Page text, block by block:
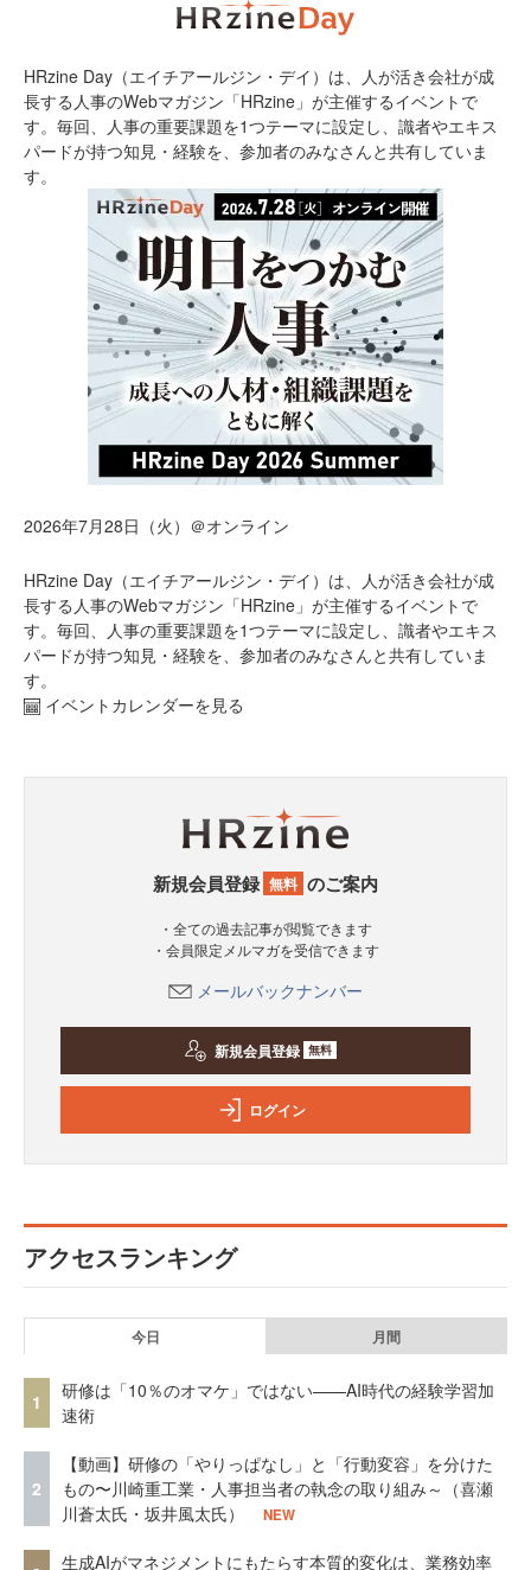
HRzine Day（エイチアールジン・デイ）は、人が活き会社が成
長する人事のWebマガジン「HRzine」が主催するイベントで
す。毎回、人事の重要課題を1つテーマに設定し、識者やエキス
パードが持つ知見・経験を、参加者のみなさんと共有していま
す。
2026年7月28日（火）＠オンライン
HRzine Day（エイチアールジン・デイ）は、人が活き会社が成
長する人事のWebマガジン「HRzine」が主催するイベントで
す。毎回、人事の重要課題を1つテーマに設定し、識者やエキス
パードが持つ知見・経験を、参加者のみなさんと共有していま
す。
イベントカレンダーを見る
新規会員登録 無料 のご案内
・全ての過去記事が閲覧できます
・会員限定メルマガを受信できます
メールバックナンバー
新規会員登録 無料
ログイン
アクセスランキング
今日 月間
1
研修は「10％のオマケ」ではない——AI時代の経験学習加
速術
2
【動画】研修の「やりっぱなし」と「行動変容」を分けた
もの〜川崎重工業・人事担当者の執念の取り組み～（喜瀬
川蒼太氏・坂井風太氏）
NEW
生成AIがマネジメントにもたらす本質的変化は、業務効率